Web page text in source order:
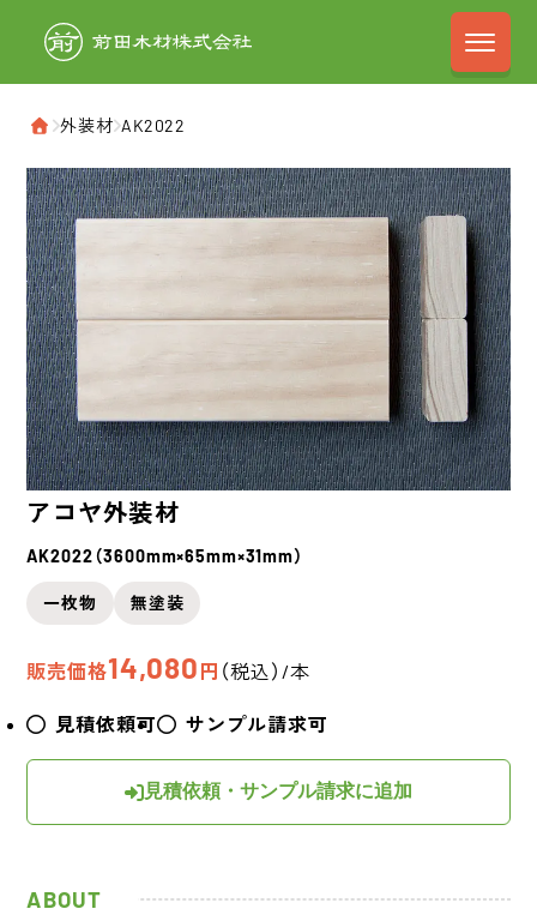
前田木材株式
ホーム
›外装材›AK2022
アコヤ外装材
AK2022（3600mm×65mm×31mm）
一枚物 無塗装
販売価格14,080 円 （税込）/本
見積依頼可 サンプル請求可
見積依頼・サンプル請求に追加
ABOUT